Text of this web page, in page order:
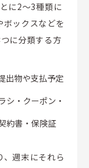
に2～3種類に
ボックスなどを
に分類する方
出物や支払予定
シ・クーポン・
約書・保険証
週末にそれら